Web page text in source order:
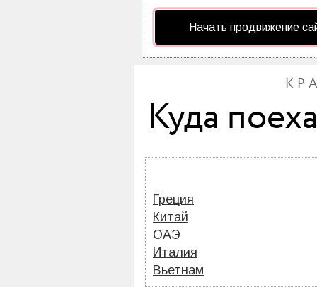
Начать продвижение
Куда
Греция
Китай
ОАЭ
Италия
Вьетнам